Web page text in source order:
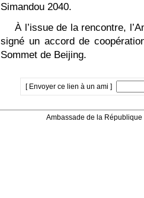
Simandou 2040.
À l’issue de la rencontre,
signé un accord de
Sommet de Beijing.
[ Envoyer ce lien à un ami ]
Ambassade de la